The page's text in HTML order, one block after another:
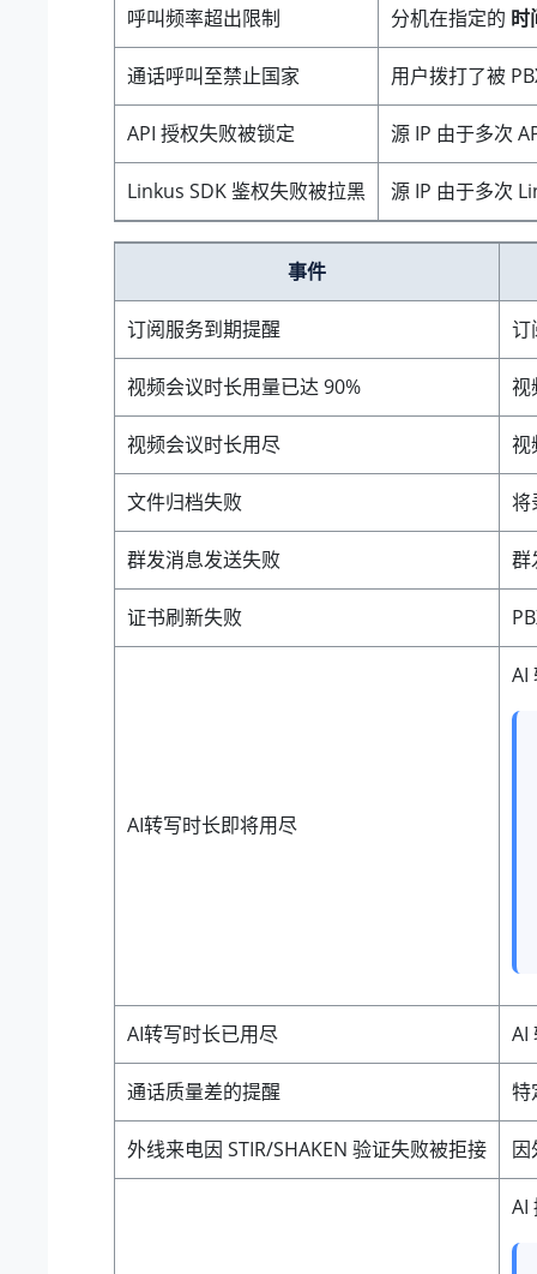
呼叫频率超出限制 分机在指定的 时
通话呼叫至禁止国家 用户拨打了被
API 授权失败被锁定 源 IP 由于多次
Linkus SDK 鉴权失败被拉黑 源 IP 由于多次
事件
订阅服务到期提醒 订
视频会议时长用量已达 90% 视
视频会议时长用尽 视
文件归档失败 将
群发消息发送失败 群
证书刷新失败
AI转写时长即将用尽
AI
AI转写时长已用尽 AI
通话质量差的提醒 特
外线来电因 STIR/SHAKEN 验证失败被拒接 因
AI